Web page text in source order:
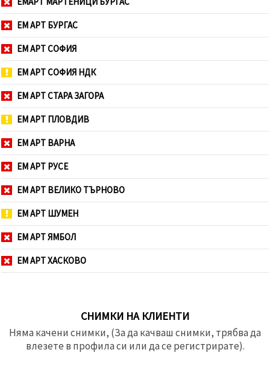
ЕМ АРТ БУРГАС
ЕМ АРТ СОФИЯ
ЕМ АРТ СОФИЯ НДК
ЕМ АРТ СТАРА ЗАГОРА
ЕМ АРТ ПЛОВДИВ
ЕМ АРТ ВАРНА
ЕМ АРТ РУСЕ
ЕМ АРТ ВЕЛИКО ТЪРНОВО
ЕМ АРТ ШУМЕН
ЕМ АРТ ЯМБОЛ
ЕМ АРТ ХАСКОВО
СНИМКИ НА КЛИЕНТИ
Няма качени снимки, (За да качваш снимки, трябва да
влезете в профила си или да се регистрирате).